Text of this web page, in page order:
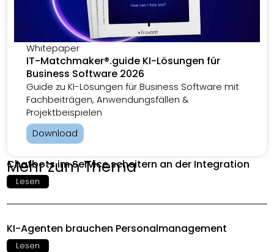
Whitepaper
IT-Matchmaker®.guide KI-Lösungen für
Business Software 2026
Guide zu KI-Lösungen für Business Software mit
Fachbeiträgen, Anwendungsfällen &
Projektbeispielen
Download
Mehr zum Thema
Chatbots im Service scheitern an der Integration
Lesen
KI-Agenten brauchen Personalmanagement
Lesen